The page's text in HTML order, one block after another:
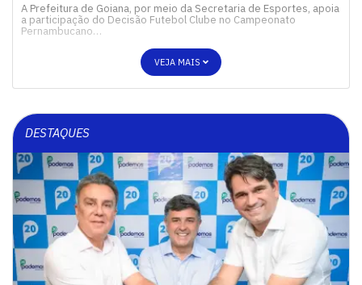
A Prefeitura de Goiana, por meio da Secretaria de Esportes, apoia
a participação do Decisão Futebol Clube no Campeonato
Pernambucano…
VEJA MAIS
DESTAQUES